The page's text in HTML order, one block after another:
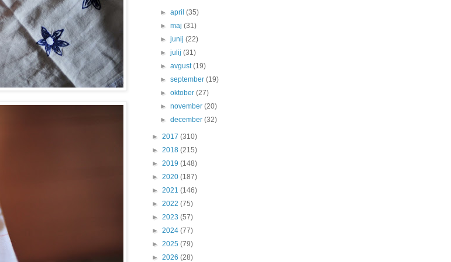
►april(35)
►maj(31)
►junij(22)
►julij(31)
►avgust(19)
►september(19)
►oktober(27)
►november(20)
►december(32)
► 2017 (310)
► 2018 (215)
► 2019 (148)
► 2020 (187)
► 2021 (146)
► 2022 (75)
► 2023 (57)
► 2024 (77)
► 2025 (79)
► 2026 (28)